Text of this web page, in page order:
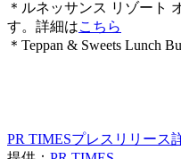
＊ルネッサンス リゾート
す。詳細はこちら
＊Teppan & Sweets
PR TIMESプレスリリース